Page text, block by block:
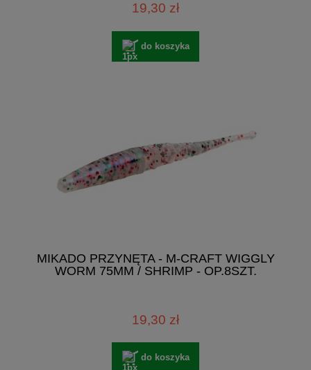
19,30 zł
do koszyka
MIKADO PRZYNĘTA - M-CRAFT WIGGLY
WORM 75MM / SHRIMP - OP.8SZT.
19,30 zł
do koszyka